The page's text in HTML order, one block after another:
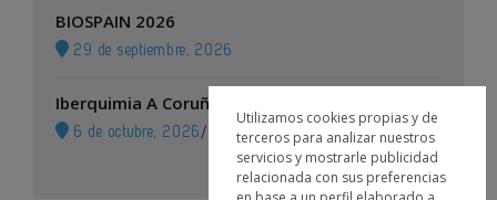
BIOSPAIN 2026
29 de septiembre, 2026
Iberquimia A Coruña 2026
6 de octubre, 2026 / A Coruña
Utilizamos cookies propias y de
terceros para analizar nuestros
servicios y mostrarle publicidad
relacionada con sus preferencias